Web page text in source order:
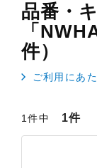
品番・
「
件）
ご利用にあ
1件中 1件